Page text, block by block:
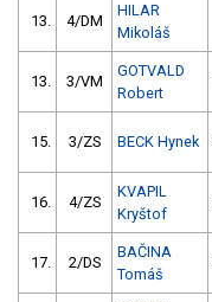
13. 4/DM
HILAR
Mikoláš
13. 3/VM
GOTVALD
Robert
15. 3/ZS BECK Hynek
16. 4/ZS
KVAPIL
Kryštof
17. 2/DS
BAČINA
Tomáš